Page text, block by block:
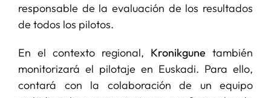
responsable de la evaluación de los resultados
de todos los pilotos.
En el contexto regional, Kronikgune también
monitorizará el pilotaje en Euskadi. Para ello,
contará con la colaboración de un equipo